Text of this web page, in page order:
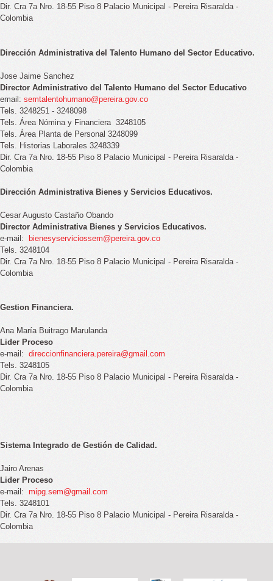
Dir. Cra 7a Nro. 18-55 Piso 8 Palacio Municipal - Pereira Risaralda -
Colombia
Dirección Administrativa del Talento Humano del Sector Educativo.
Jose Jaime Sanchez
Director Administrativo del Talento Humano del Sector Educativo
email: semtalentohumano@pereira.gov.co
Tels. 3248251 - 3248098
Tels. Área Nómina y Financiera 3248105
Tels. Área Planta de Personal 3248099
Tels. Historias Laborales 3248339
Dir. Cra 7a Nro. 18-55 Piso 8 Palacio Municipal - Pereira Risaralda -
Colombia
Dirección Administrativa Bienes y Servicios Educativos.
Cesar Augusto Castaño Obando
Director Administrativa Bienes y Servicios Educativos.
e-mail:
bienesyserviciossem@pereira.gov.co
Tels. 3248104
Dir. Cra 7a Nro. 18-55 Piso 8 Palacio Municipal - Pereira Risaralda -
Colombia
Gestion Financiera.
Ana María Buitrago Marulanda
Lider Proceso
e-mail: direccionfinanciera.pereira@gmail.com
Tels. 3248105
Dir. Cra 7a Nro. 18-55 Piso 8 Palacio Municipal - Pereira Risaralda -
Colombia
Sistema Integrado de Gestión de Calidad.
Jairo Arenas
Lider Proceso
e-mail: mipg.sem@gmail.com
Tels. 3248101
Dir. Cra 7a Nro. 18-55 Piso 8 Palacio Municipal - Pereira Risaralda -
Colombia